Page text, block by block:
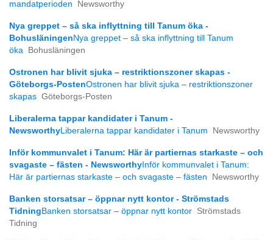
mandatperioden Newsworthy
Nya greppet – så ska inflyttning till Tanum öka -
Bohusläningen Nya greppet – så ska inflyttning till Tanum
öka
Bohusläningen
Ostronen har blivit sjuka – restriktionszoner skapas -
Göteborgs-PostenOstronen har blivit sjuka – restriktionszoner
skapas Göteborgs-Posten
Liberalerna tappar kandidater i Tanum -
NewsworthyLiberalerna tappar kandidater i Tanum Newsworthy
Inför kommunvalet i Tanum: Här är partiernas starkaste – och
svagaste – fästen - Newsworthy Inför kommunvalet i Tanum:
Här är partiernas starkaste – och svagaste – fästen
Newsworthy
Banken storsatsar – öppnar nytt kontor - Strömstads
Tidning Banken storsatsar – öppnar nytt kontor Strömstads
Tidning